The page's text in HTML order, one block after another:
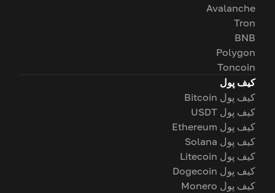
Avalanche
Tron
BNB
Polygon
Toncoin
کیف پول
کیف پول Bitcoin
کیف پول USDT
کیف پول Ethereum
کیف پول Solana
کیف پول Litecoin
کیف پول Dogecoin
کیف پول Monero